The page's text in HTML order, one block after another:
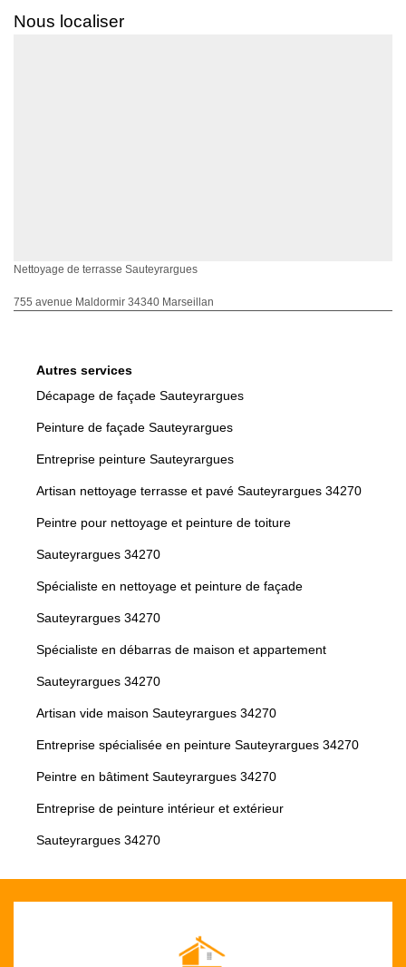
Nous localiser
Nettoyage de terrasse Sauteyrargues
755 avenue Maldormir 34340 Marseillan
Autres services
Décapage de façade Sauteyrargues
Peinture de façade Sauteyrargues
Entreprise peinture Sauteyrargues
Artisan nettoyage terrasse et pavé Sauteyrargues 34270
Peintre pour nettoyage et peinture de toiture
Sauteyrargues 34270
Spécialiste en nettoyage et peinture de façade
Sauteyrargues 34270
Spécialiste en débarras de maison et appartement
Sauteyrargues 34270
Artisan vide maison Sauteyrargues 34270
Entreprise spécialisée en peinture Sauteyrargues 34270
Peintre en bâtiment Sauteyrargues 34270
Entreprise de peinture intérieur et extérieur
Sauteyrargues 34270